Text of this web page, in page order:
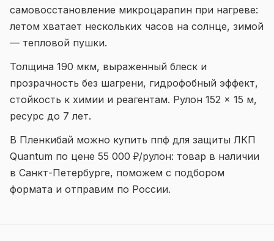
самовосстановление микроцарапин при нагреве:
летом хватает нескольких часов на солнце, зимой
— тепловой пушки.
Толщина 190 мкм, выраженный блеск и
прозрачность без шагрени, гидрофобный эффект,
стойкость к химии и реагентам. Рулон 152 × 15 м,
ресурс до 7 лет.
В Пленкибай можно купить ппф для защиты ЛКП
Quantum по цене 55 000 ₽/рулон: товар в наличии
в Санкт-Петербурге, поможем с подбором
формата и отправим по России.